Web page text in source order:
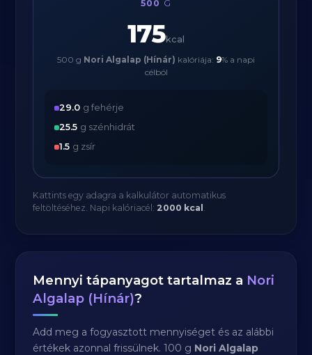
500 G
175kcal
500 g Nori Algalap (Hínár) kalóriája: 9% a napi
célból
29.0 g fehérje
25.5 g szénhidrát
1.5 g zsír
Kattints egy adagra a kalkulátor automatikus
feltöltéséhez. Napi kalóriacél: 2000 kcal .
Mennyi tápanyagot tartalmaz a Nori
Algalap (Hínár)?
Add meg a fogyasztott mennyiséget és az alábbi
értékek azonnal frissülnek. 100 g Nori Algalap